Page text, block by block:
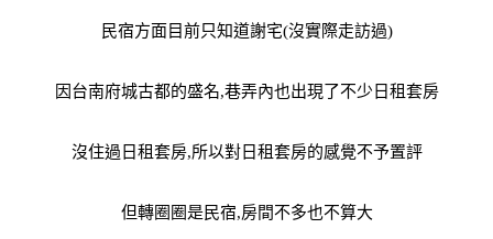
民宿方面目前只知道謝宅(沒實際走訪過)
因台南府城古都的盛名,巷弄內也出現了不少日租套房
沒住過日租套房,所以對日租套房的感覺不予置評
但轉圈圈是民宿,房間不多也不算大